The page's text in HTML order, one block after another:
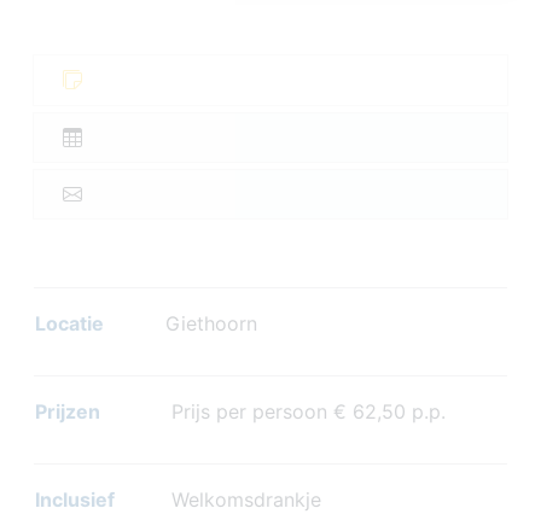
Locatie Giethoorn
Prijzen Prijs per persoon € 62,50 p.p.
Inclusief
Welkomsdrankje